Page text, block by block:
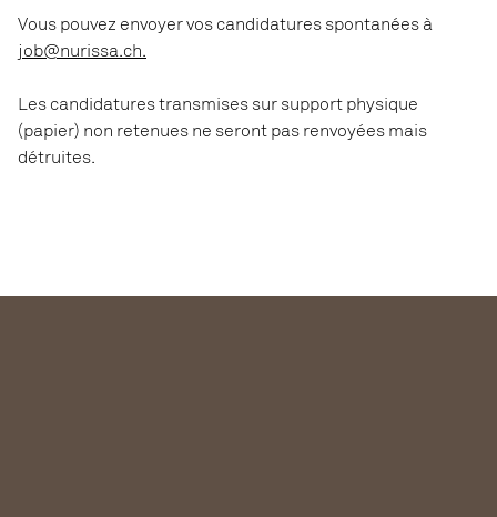
Vous pouvez envoyer vos candidatures spontanées à
job@nurissa.ch.
Les candidatures transmises sur support physique
(papier) non retenues ne seront pas renvoyées mais
détruites.